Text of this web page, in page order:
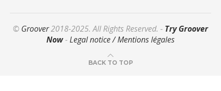
© Groover2018-2025. All Rights Reserved. - Try Groover
Now-Legal notice / Mentions légales
BACK TO TOP